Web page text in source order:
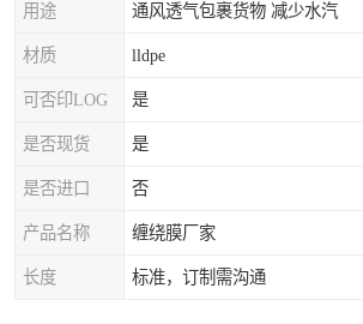
用途 通风透气包裹货物 减少水汽
材质 lldpe
可否印LOG 是
是否现货 是
是否进口 否
产品名称 缠绕膜厂家
长度 标准，订制需沟通